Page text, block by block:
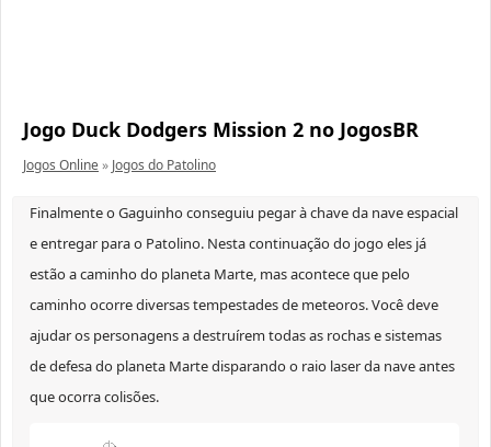
Jogo Duck Dodgers Mission 2 no JogosBR
Jogos Online» Jogos do Patolino
Finalmente o Gaguinho conseguiu pegar à chave da nave espacial
e entregar para o Patolino. Nesta continuação do jogo eles já
estão a caminho do planeta Marte, mas acontece que pelo
caminho ocorre diversas tempestades de meteoros. Você deve
ajudar os personagens a destruírem todas as rochas e sistemas
de defesa do planeta Marte disparando o raio laser da nave antes
que ocorra colisões.